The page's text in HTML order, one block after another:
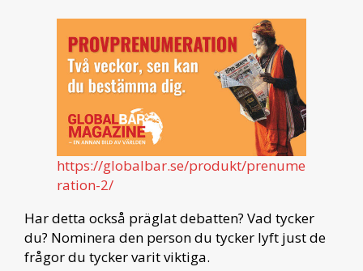
https://globalbar.se/produkt/prenume
ration-2/
Har detta också präglat debatten? Vad tycker
du? Nominera den person du tycker lyft just de
frågor du tycker varit viktiga.